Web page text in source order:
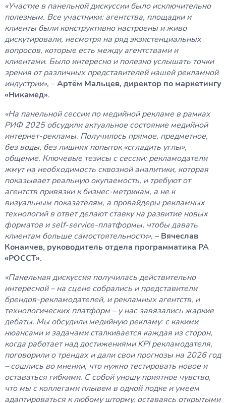
«Участие в панельной дискуссии было исключительно
полезным. Все участники: агентства, площадки и
клиенты были конструктивно настроены и живо
дискутировали, несмотря на ряд экзистенциальных
вопросов, которые есть между агентствами и
клиентами. Было интересно и полезно услышать точки
зрения от различных представителей нашей рекламной
индустрии», –Артём Мальцев, директор по маркетингу
«Никамед».
«На панельной сессии по медийной рекламе в рамках
РИФ 2025 обсудили актуальное состояние медийной
интернет-рекламы. Получилось прямое, предметное,
без воды, без лишних попыток «сгладить углы»,
общение. Ключевые тезисы с сессии: рекламодатели
жмут на необходимость сквозной аналитики, которая
показывает реальную окупаемость, и требуют от
агентств привязки к бизнес-метрикам, а не к
визуальным показателям, а провайдеры рекламных
технологий в ответ делают ставку на развитие новых
форматов и self-service-платформы, чтобы давать
клиентам больше самостоятельности», – Вячеслав
Конаичев, руководитель отдела программатика РА
«РОССТ».
«Панельная дискуссия получилась действительно
интересной – на сцене собрались и представители
брендов-рекламодателей, и рекламных агентств, и
технологических платформ – у нас завязались жаркие
дебаты. Мы обсудили медийную рекламу: с какими
нюансами и задачами сталкивается каждая из сторон,
когда работает над достижениями KPI рекламодателя,
поговорили о трендах и дали свои прогнозы на 2026 год
– сошлись во мнении, что нужно тестировать новое и
оставаться гибкими. С собой уношу приятное чувство,
что мы с коллегами плывем в одной лодке и умеем
адаптироваться к любому шторму, оставаясь открытыми